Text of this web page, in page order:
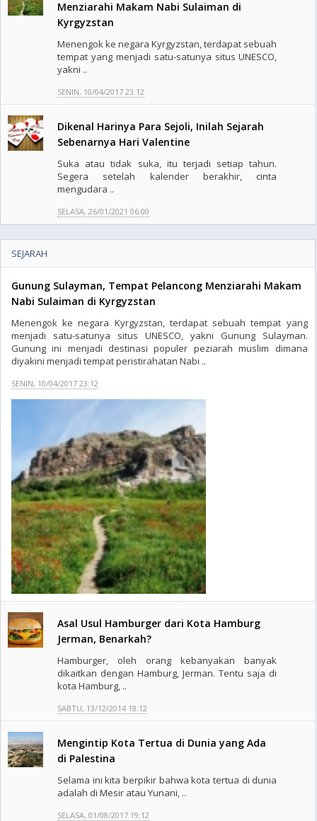
Menziarahi Makam Nabi Sulaiman di
Kyrgyzstan
Menengok ke negara Kyrgyzstan, terdapat sebuah
tempat yang menjadi satu-satunya situs UNESCO,
yakni ..
SENIN, 10/04/2017 23:12
Dikenal Harinya Para Sejoli, Inilah Sejarah
Sebenarnya Hari Valentine
Suka atau tidak suka, itu terjadi setiap tahun.
Segera setelah kalender berakhir, cinta
mengudara ..
SELASA, 26/01/2021 06:00
SEJARAH
Gunung Sulayman, Tempat Pelancong Menziarahi Makam
Nabi Sulaiman di Kyrgyzstan
Menengok ke negara Kyrgyzstan, terdapat sebuah tempat yang
menjadi satu-satunya situs UNESCO, yakni Gunung Sulayman.
Gunung ini menjadi destinasi populer peziarah muslim dimana
diyakini menjadi tempat peristirahatan Nabi ..
SENIN, 10/04/2017 23:12
Asal Usul Hamburger dari Kota Hamburg
Jerman, Benarkah?
Hamburger, oleh orang kebanyakan banyak
dikaitkan dengan Hamburg, Jerman. Tentu saja di
kota Hamburg, ..
SABTU, 13/12/2014 18:12
Mengintip Kota Tertua di Dunia yang Ada
di Palestina
Selama ini kita berpikir bahwa kota tertua di dunia
adalah di Mesir atau Yunani, ..
SELASA, 01/08/2017 19:12